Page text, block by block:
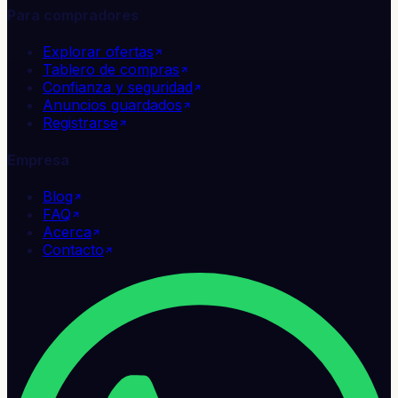
Para compradores
Explorar ofertas
Tablero de compras
Confianza y seguridad
Anuncios guardados
Registrarse
Empresa
Blog
FAQ
Acerca
Contacto